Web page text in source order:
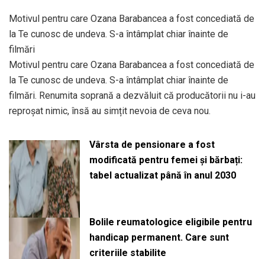
Motivul pentru care Ozana Barabancea a fost concediată de
la Te cunosc de undeva. S-a întâmplat chiar înainte de
filmări
Motivul pentru care Ozana Barabancea a fost concediată de
la Te cunosc de undeva. S-a întâmplat chiar înainte de
filmări. Renumita soprană a dezvăluit că producătorii nu i-au
reproșat nimic, însă au simțit nevoia de ceva nou.
Vârsta de pensionare a fost
modificată pentru femei și bărbați:
tabel actualizat până în anul 2030
Bolile reumatologice eligibile pentru
handicap permanent. Care sunt
criteriile stabilite